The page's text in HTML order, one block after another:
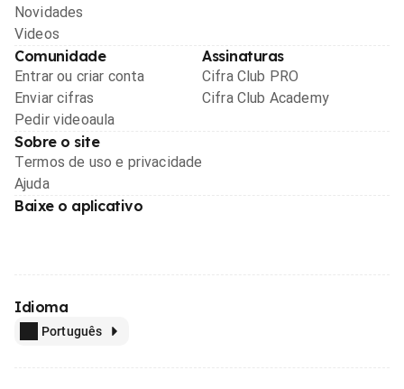
Novidades
Videos
Comunidade
Entrar ou criar conta
Enviar cifras
Pedir videoaula
Assinaturas
Cifra Club PRO
Cifra Club Academy
Sobre o site
Termos de uso e privacidade
Ajuda
Baixe o aplicativo
Idioma
Português